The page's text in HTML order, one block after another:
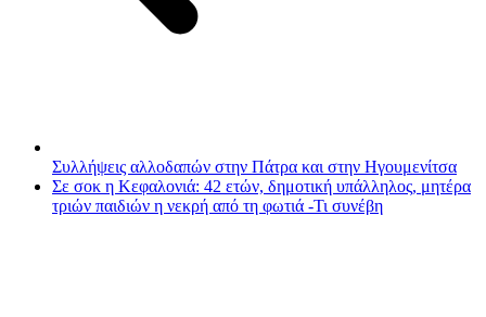
Συλλήψεις αλλοδαπών στην Πάτρα και στην Ηγουμενίτσα
Σε σοκ η Κεφαλονιά: 42 ετών, δημοτική υπάλληλος, μητέρα
τριών παιδιών η νεκρή από τη φωτιά -Τι συνέβη